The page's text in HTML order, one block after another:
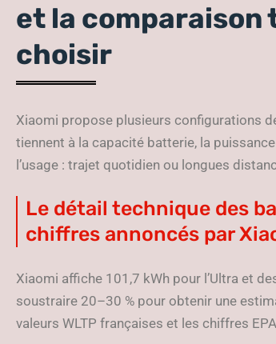
et la
choisir
Xiaomi propose plusieurs configurations
tiennent à la capacité batterie, la
l’usage : trajet quotidien ou longues
Le détail technique des
chiffres annoncés par
Xiaomi affiche 101,7 kWh pour l’Ultra et
soustraire 20–30 % pour obtenir une
valeurs WLTP françaises et les chiffres